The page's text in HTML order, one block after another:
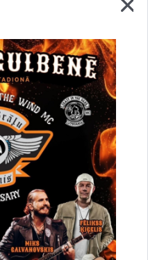
detalizācijas
un pieņemšanas
kā arī minētā likuma 26.
trešo daļu un septīto
kas paredz, maksa
detalizācijas
informācijas
reģistrāciju datubāzē,
un izsniegšanu
pašvaldības
veicama vietējās
saistošajos
paredzētajā
un vietējā pašvaldība